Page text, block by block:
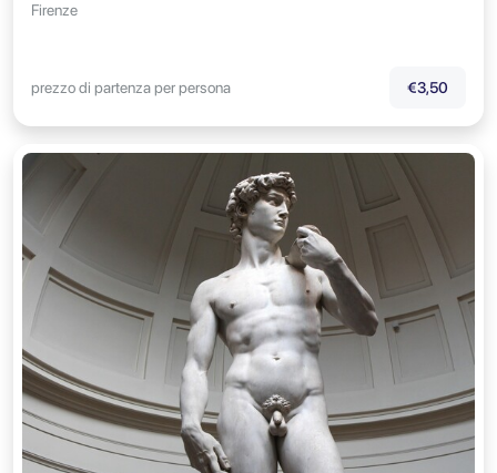
Firenze
prezzo di partenza per persona €3,50